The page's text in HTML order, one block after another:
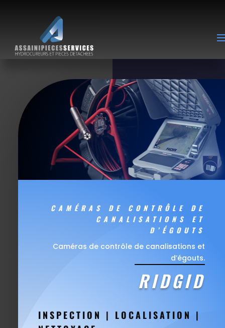
CAMÉRAS DE CONTRÔLE DE
CANALISATIONS ET
D’ÉGOUTS
Caméras de contrôle de canalisations et
d’égouts.
RIDGID
INSPECTION | LOCALISATION |